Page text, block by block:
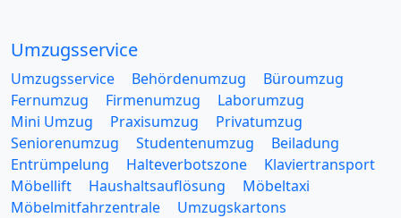
Umzugsservice
Umzugsservice Behördenumzug
Büroumzug
Fernumzug
Firmenumzug
Laborumzug
Mini Umzug
Praxisumzug
Privatumzug
Seniorenumzug
Studentenumzug
Beiladung
Entrümpelung
Halteverbotszone
Klaviertransport
Möbellift
Haushaltsauflösung
Möbeltaxi
Möbelmitfahrzentrale
Umzugskartons